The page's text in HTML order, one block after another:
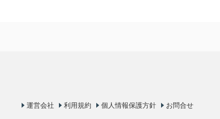
運営会社 利用規約 個人情報保護方針 お問合せ